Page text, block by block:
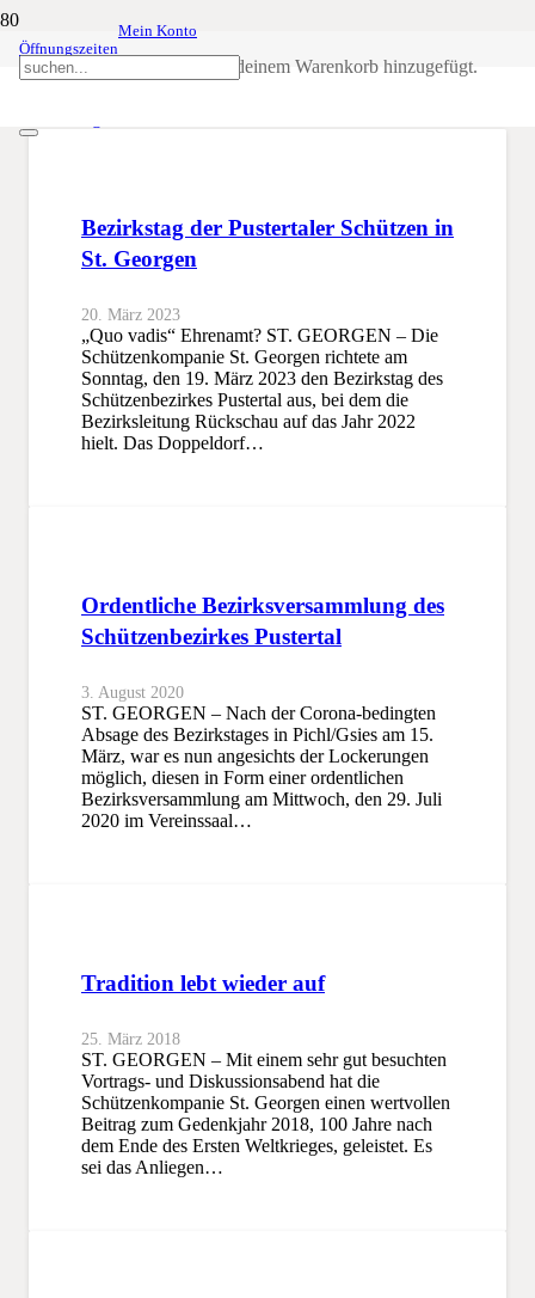
Öffnungszeiten
Mein Konto
wurde deinem Warenkorb hinzugefügt.
St. Georgen
Bezirkstag der Pustertaler Schützen in
St. Georgen
20. März 2023
„Quo vadis“ Ehrenamt? ST. GEORGEN – Die
Schützenkompanie St. Georgen richtete am
Sonntag, den 19. März 2023 den Bezirkstag des
Schützenbezirkes Pustertal aus, bei dem die
Bezirksleitung Rückschau auf das Jahr 2022
hielt. Das Doppeldorf…
Ordentliche Bezirksversammlung des
Schützenbezirkes Pustertal
3. August 2020
ST. GEORGEN – Nach der Corona-bedingten
Absage des Bezirkstages in Pichl/Gsies am 15.
März, war es nun angesichts der Lockerungen
möglich, diesen in Form einer ordentlichen
Bezirksversammlung am Mittwoch, den 29. Juli
2020 im Vereinssaal…
Tradition lebt wieder auf
25. März 2018
ST. GEORGEN – Mit einem sehr gut besuchten
Vortrags- und Diskussionsabend hat die
Schützenkompanie St. Georgen einen wertvollen
Beitrag zum Gedenkjahr 2018, 100 Jahre nach
dem Ende des Ersten Weltkrieges, geleistet. Es
sei das Anliegen…